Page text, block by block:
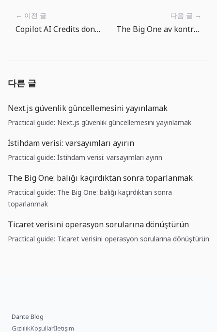
← 이전 글
Copilot AI Credits donemine girdi: gelistirme ekipleri agent maliyetini yonetmeli
다음 글 →
The Big One av kontrol rutini: Her baliktan sonra yeni hedef sec
다른 글
Next.js güvenlik güncellemesini yayınlamak
Practical guide: Next.js güvenlik güncellemesini yayınlamak
İstihdam verisi: varsayımları ayırın
Practical guide: İstihdam verisi: varsayımları ayırın
The Big One: balığı kaçırdıktan sonra toparlanmak
Practical guide: The Big One: balığı kaçırdıktan sonra
toparlanmak
Ticaret verisini operasyon sorularına dönüştürün
Practical guide: Ticaret verisini operasyon sorularına dönüştürün
Dante Blog
GizlilikKoşullarİletişim